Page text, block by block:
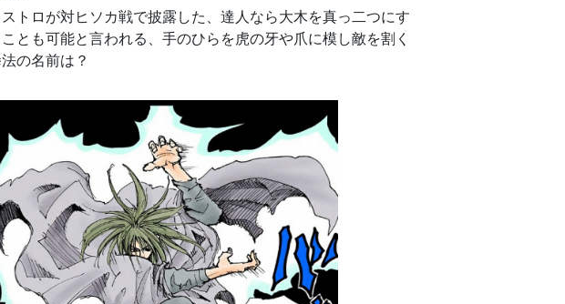
トロが対ヒソカ戦で披露した、達人なら大木を真っ二つにす
とも可能と言われる、手のひらを虎の牙や爪に模し敵を割く
の名前は？